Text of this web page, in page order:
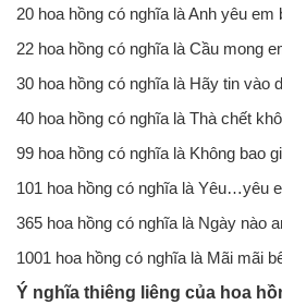
20 hoa hồng có nghĩa là Anh yêu em
22 hoa hồng có nghĩa là Cầu mong
30 hoa hồng có nghĩa là Hãy tin vào
40 hoa hồng có nghĩa là Thà chết
99 hoa hồng có nghĩa là Không bao
101 hoa hồng có nghĩa là Yêu…yêu
365 hoa hồng có nghĩa là Ngày nào
1001 hoa hồng có nghĩa là Mãi mãi
Ý nghĩa thiêng liêng của hoa